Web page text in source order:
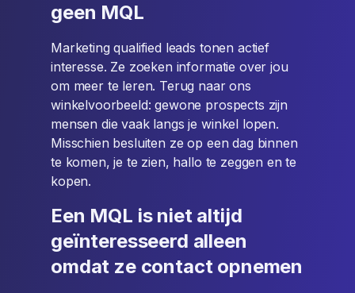
geen MQL
Marketing qualified leads tonen actief
interesse. Ze zoeken informatie over jou
om meer te leren. Terug naar ons
winkelvoorbeeld: gewone prospects zijn
mensen die vaak langs je winkel lopen.
Misschien besluiten ze op een dag binnen
te komen, je te zien, hallo te zeggen en te
kopen.
Een MQL is niet altijd
geïnteresseerd alleen
omdat ze contact opnemen